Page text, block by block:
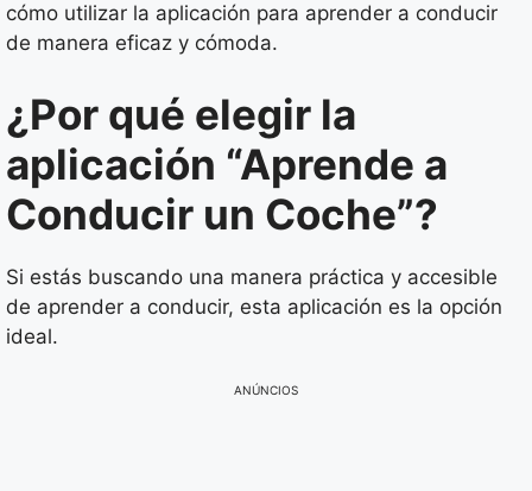
cómo utilizar la aplicación para aprender a conducir
de manera eficaz y cómoda.
¿Por qué elegir la
aplicación “Aprende a
Conducir un Coche”?
Si estás buscando una manera práctica y accesible
de aprender a conducir, esta aplicación es la opción
ideal.
ANÚNCIOS